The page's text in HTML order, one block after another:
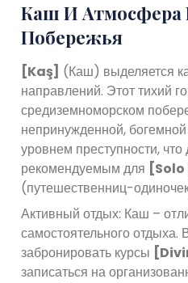
Каш И Атмосфера
Побережья
[Kaş] (Каш) выделяется
направлений. Этот тихий
средиземноморском
непринужденной,
уровнем преступности, что
рекомендуемым для
(путешественниц-
Активный отдых: Каш –
самостоятельного отдыха.
забронировать курсы
записаться на